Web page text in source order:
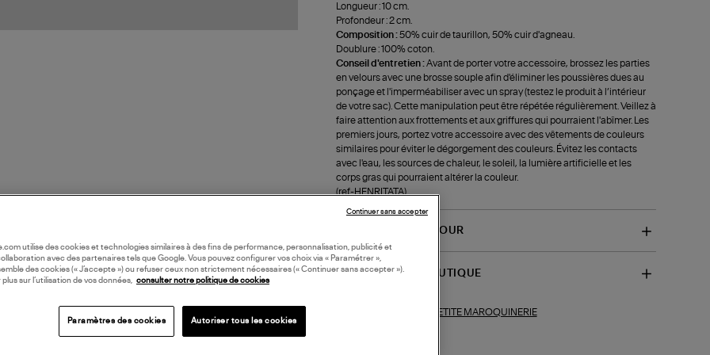
Longueur : 10 cm.
Profondeur : 2 cm.
Composition :50% cuir de taurillon, 50% cuir d'agneau.
Doublure : 100% coton.
Conseil d'entretien :Avant de porter votre accessoire, brossez les parties
en velours avec une brosse souple afin d'éliminer les poussières dues au
ponçage et l'imperméabiliser avec un spray (testez le produit à l’intérieur
de votre sac). Cette manipulation peut être répétée régulièrement. Veillez à
faire attention aux frottements et aux griffures qui pourraient l'abîmer. Les
premiers jours, portez votre accessoire avec des vêtements de couleurs
similaires pour éviter le dégorgement des couleurs. Évitez les contacts
avec l'eau, les sources de chaleur, le soleil, la lumière artificielle et les
corps gras qui pourraient altérer la couleur.
(ref-HENRITATA)
LIVRAISON ET RETOUR
DISPONIBILITÉ BOUTIQUE
PETITE MAROQUINERIE
utilise des cookies et technologies similaires à des fins de performance, personnalisation, publicité et
avec des partenaires tels que Google. Vous pouvez configurer vos choix via « Paramétrer »,
des cookies (« J’accepte ») ou refuser ceux non strictement nécessaires (« Continuer sans accepter »).
plus sur l’utilisation de vos données, consulter notre politique de cookies
Paramètres des cookies Autoriser tous les cookies
Continuer sans accepter